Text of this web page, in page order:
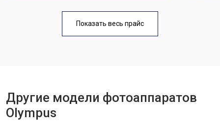
Чистка матрицы от 3100 ₽
Показать весь прайс
Другие модели фотоаппаратов
Olympus